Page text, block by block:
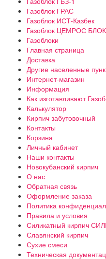
Газоблок ГРАС
Газоблок ИСТ-Казбек
Газоблок ЦЕМРОС БЛОК
Газоблоки
Главная страница
Доставка
Другие населенные
Интернет-магазин
Информация
Как изготавливают
Калькулятор
Кирпич забутовочный
Контакты
Корзина
Личный кабинет
Наши контакты
Новокубанский кирпич
О нас
Обратная связь
Оформление заказа
Политика
Правила и условия
Силикатный кирпич
Славянский кирпич
Сухие смеси
Техническая